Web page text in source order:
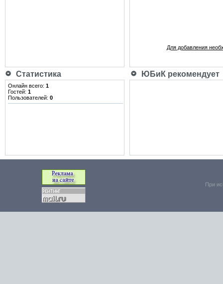
Для добавления
Статистика ЮБиК рекомендует
Онлайн всего: 1
Гостей: 1
Пользователей: 0
При